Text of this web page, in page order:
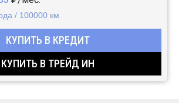
/ 100000 км
КУПИТЬ В КРЕДИТ
КУПИТЬ В ТРЕЙД ИН